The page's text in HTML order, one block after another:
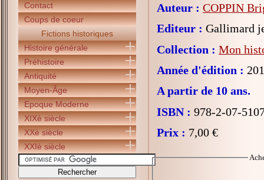
Contact
Coups de coeur
Fictions historiques
Histoire générale
Préhistoire
Antiquité
Moyen-Âge
Epoque Moderne
XIXè siècle
XXè siècle
XXIè siècle
Auteur : COPPIN
Editeur : Gallimard
Collection : Mon
Année d'édition :
A partir de 10 ans.
ISBN : 978-2-07-
Prix : 7,00 €